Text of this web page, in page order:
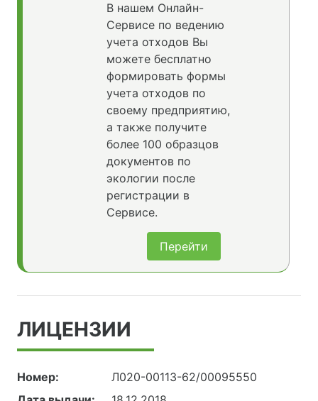
В нашем Онлайн-
Сервисе по ведению
учета отходов Вы
можете бесплатно
формировать формы
учета отходов по
своему предприятию,
а также получите
более 100 образцов
документов по
экологии после
регистрации в
Сервисе.
Перейти
ЛИЦЕНЗИИ
Номер:
Л020-00113-62/00095550